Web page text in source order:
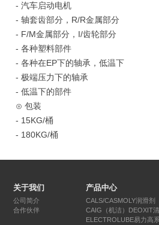
-汽车启动电机
- 轴套齿部分，R/R金属部分
- F/M金属部分，I/齿轮部分
- 各种塑料部件
- 各种在EP下的轴承，低温下
- 极端压力下的轴承
- 低温下的部件
⊙ 包装
- 15KG/桶
- 180KG/桶
关于我们
公司简介
合作伙伴
产品中心
CALS/CASMOLY润滑剂
CAIG（机洁）DEOXIT
ELECTROLUBE易力高